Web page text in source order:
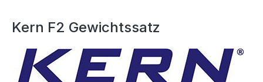
Kern F2 Gewichtssatz